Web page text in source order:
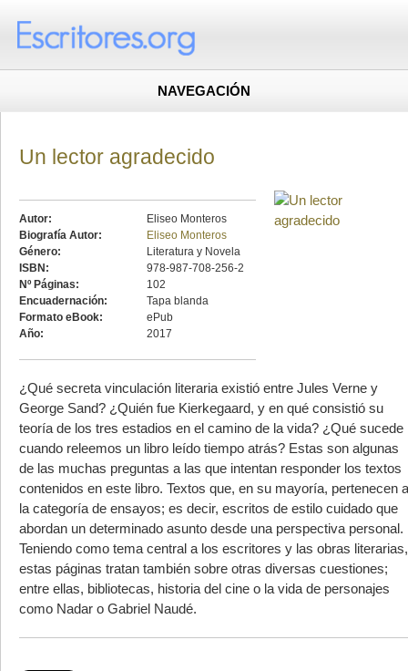
NAVEGACIÓN
Un lector agradecido
Autor:
Eliseo Monteros
Biografía Autor:
Eliseo Monteros
Género:
Literatura y Novela
ISBN:
978-987-708-256-2
Nº Páginas:
102
Encuadernación:
Tapa blanda
Formato eBook:
ePub
Año:
2017
¿Qué secreta vinculación literaria existió entre Jules Verne y
George Sand? ¿Quién fue Kierkegaard, y en qué consistió su
teoría de los tres estadios en el camino de la vida? ¿Qué sucede
cuando releemos un libro leído tiempo atrás? Estas son algunas
de las muchas preguntas a las que intentan responder los textos
contenidos en este libro. Textos que, en su mayoría, pertenecen a
la categoría de ensayos; es decir, escritos de estilo cuidado que
abordan un determinado asunto desde una perspectiva personal.
Teniendo como tema central a los escritores y las obras literarias,
estas páginas tratan también sobre otras diversas cuestiones;
entre ellas, bibliotecas, historia del cine o la vida de personajes
como Nadar o Gabriel Naudé.